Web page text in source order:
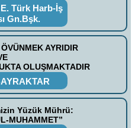
Türk Harb-İş
Gn.Bşk.
AYRIDIR
OLUŞMAKTADIR
Yüzük Mührü:
MUHAMMET”